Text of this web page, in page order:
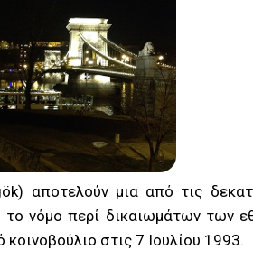
αποτελούν μια από τις
το νόμο περί δικαιωμάτων των
στις 7 Ιουλίου 1993.